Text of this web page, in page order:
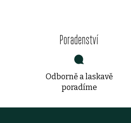
Poradenství
Odborně a laskavě
poradíme